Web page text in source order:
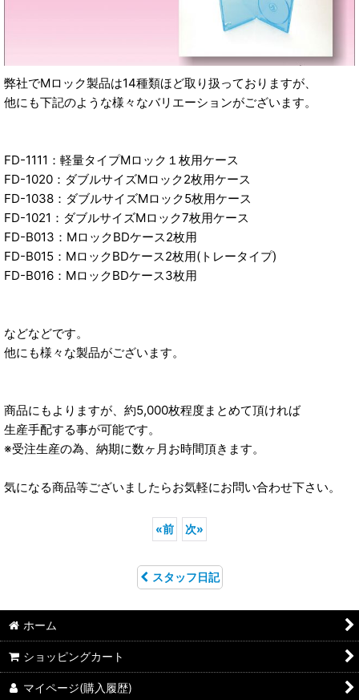
弊社でMロック製品は14種類ほど取り扱っておりますが、
他にも下記のような様々なバリエーションがございます。
FD-1111：軽量タイプMロック１枚用ケース
FD-1020：ダブルサイズMロック2枚用ケース
FD-1038：ダブルサイズMロック5枚用ケース
FD-1021：ダブルサイズMロック7枚用ケース
FD-B013：MロックBDケース2枚用
FD-B015：MロックBDケース2枚用(トレータイプ)
FD-B016：MロックBDケース3枚用
などなどです。
他にも様々な製品がございます。
商品にもよりますが、約5,000枚程度まとめて頂ければ
生産手配する事が可能です。
※受注生産の為、納期に数ヶ月お時間頂きます。
気になる商品等ございましたらお気軽にお問い合わせ下さい。
«前 次»
スタッフ日記
ホーム
ショッピングカート
マイページ(購入履歴)